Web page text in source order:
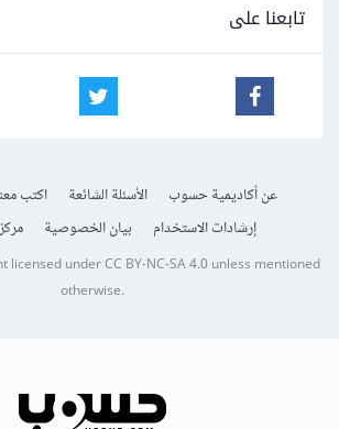
تابعنا على
عن أكاديمية حسوب الأسئلة الشائعة اكتب معنا
إرشادات الاستخدام
بيان الخصوصية
licensed underCC BY-NC-SA 4.0unless mentioned
otherwise.